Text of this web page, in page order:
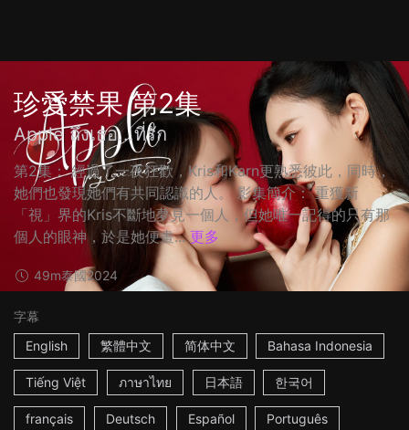
珍愛禁果 第2集
Apple ถึงเธอ...ที่รัก
第2集： 經過了一夜狂歡，Kris和Karn更熟悉彼此，同時，
她們也發現她們有共同認識的人。 影集簡介： 重獲新
「視」界的Kris不斷地夢見一個人，但她唯一記得的只有那
個人的眼神，於是她便畫... 更多
49m泰國2024
字幕
English
繁體中文 简体中文 Bahasa Indonesia
Tiếng Việt ภาษาไทย 日本語 한국어
français Deutsch Español Português